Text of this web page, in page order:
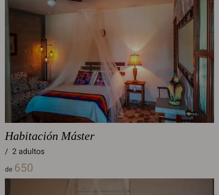
Habitación Máster
/ 2 adultos
de 650